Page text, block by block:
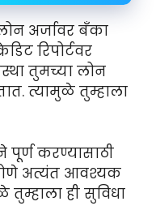
अर्जावर बँका
रिपोर्टवर
तुमच्या लोन
त्यामुळे तुम्हाला
पूर्ण करण्यासाठी
होणे अत्यंत आवश्यक
तुम्हाला ही सुविधा